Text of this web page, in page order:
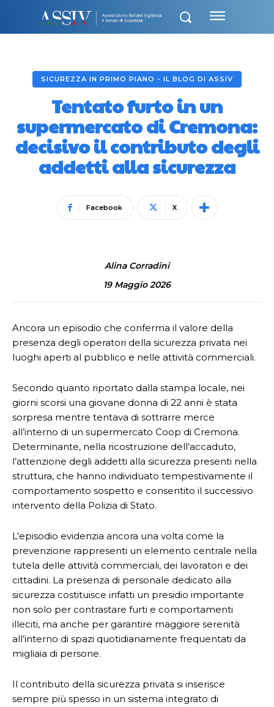
SICUREZZA IN PRIMO PIANO - IL BLOG DI ASSIV
Tentato furto in un
supermercato di Cremona:
decisivo il contributo degli
addetti alla sicurezza
Facebook X
Alina Corradini
19 Maggio 2026
Ancora un episodio che conferma il valore della
presenza degli operatori della sicurezza privata nei
luoghi aperti al pubblico e nelle attività commerciali.
Secondo quanto riportato dalla stampa locale, nei
giorni scorsi una giovane donna di 22 anni è stata
sorpresa mentre tentava di sottrarre merce
all’interno di un supermercato Coop di Cremona.
Determinante, nella ricostruzione dell’accaduto,
l’attenzione degli addetti alla sicurezza presenti nella
struttura, che hanno individuato tempestivamente il
comportamento sospetto e consentito il successivo
intervento della Polizia di Stato.
L’episodio evidenzia ancora una volta come la
prevenzione rappresenti un elemento centrale nella
tutela delle attività commerciali, dei lavoratori e dei
cittadini. La presenza di personale dedicato alla
sicurezza costituisce infatti un presidio importante
non solo per contrastare furti e comportamenti
illeciti, ma anche per garantire maggiore serenità
all’interno di spazi quotidianamente frequentati da
migliaia di persone.
Il contributo della sicurezza privata si inserisce
sempre più spesso in un sistema integrato di